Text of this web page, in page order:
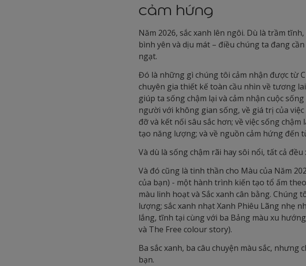
cảm hứng
Năm 2026, sắc xanh lên ngôi. Dù là trầm
bình yên và dịu mát – điều chúng ta đang
ngạt.
Đó là những gì chúng tôi cảm nhận được từ
chuyên gia thiết kế toàn cầu nhìn về tương
giúp ta sống chậm lại và cảm nhận cuộc
người với không gian sống, về giá trị của
đỡ và kết nối sâu sắc hơn; về việc sống
tạo năng lượng; và về nguồn cảm hứng đến
Và dù là sống chậm rãi hay sôi nổi, tất cả
Và đó cũng là tinh thần cho Màu của Năm
của bạn) - một hành trình kiến tạo tổ ấm
màu linh hoạt và Sắc xanh cân bằng.
lượng; sắc xanh nhạt Xanh Phiêu Lãng nhẹ
lắng, tĩnh tại cùng với ba Bảng màu xu
và The Free colour story).
Ba sắc xanh, ba câu chuyện màu sắc,
bạn.